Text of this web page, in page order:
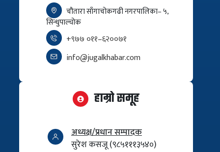
चौतारा साँगाचोकगढी नगरपालिका– ५,
सिन्धुपाल्चोक
+९७७ ०११–६२००७१
info@jugalkhabar.com
हाम्रो समूह
अध्यक्ष/प्रधान सम्पादक
सुरेश कसजू (९८५१११३५४०)